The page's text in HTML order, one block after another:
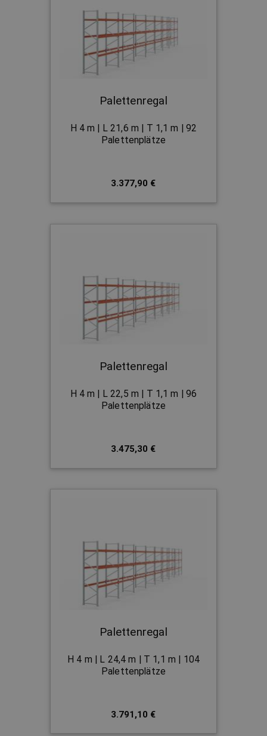
Palettenregal
H 4 m | L 21,6 m | T 1,1 m | 92
Palettenplätze
3.377,90 €
Palettenregal
H 4 m | L 22,5 m | T 1,1 m | 96
Palettenplätze
3.475,30 €
Palettenregal
H 4 m | L 24,4 m | T 1,1 m | 104
Palettenplätze
3.791,10 €